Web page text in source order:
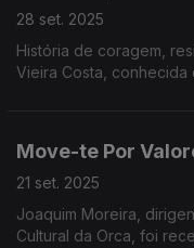
28 set. 2025
História de coragem,
Vieira Costa, conhecida
Move-te Por
21 set. 2025
Joaquim Moreira,
Cultural da Orca, foi